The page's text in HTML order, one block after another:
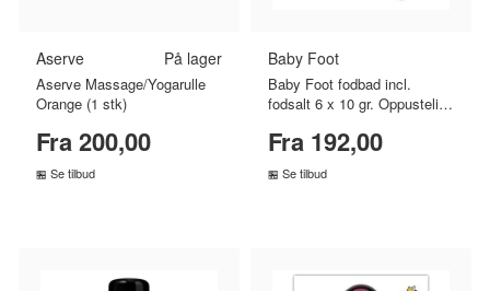
Aserve På lager
Aserve Massage/Yogarulle
Orange (1 stk)
Fra 200,00
Se tilbud
Baby Foot
Baby Foot fodbad incl.
fodsalt 6 x 10 gr. Oppustelig
Fra 192,00
Se tilbud